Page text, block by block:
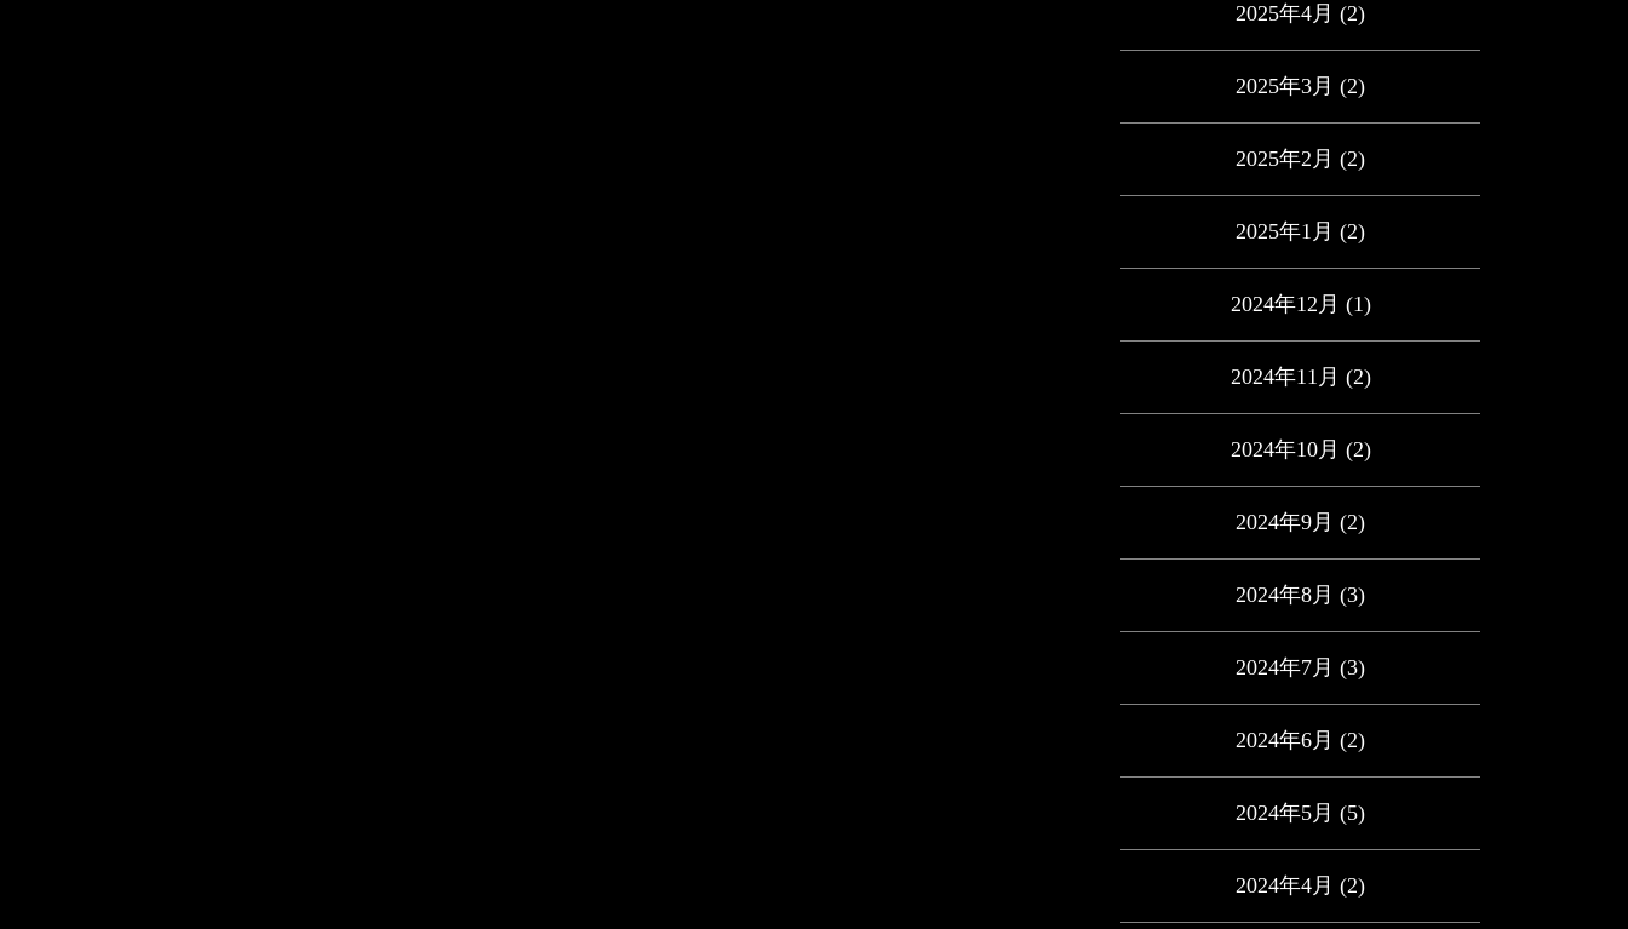
2025年4月 (2)
2025年3月 (2)
2025年2月 (2)
2025年1月 (2)
2024年12月 (1)
2024年11月 (2)
2024年10月 (2)
2024年9月 (2)
2024年8月 (3)
2024年7月 (3)
2024年6月 (2)
2024年5月 (5)
2024年4月 (2)